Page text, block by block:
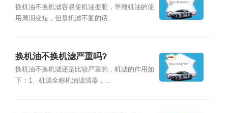
换机油不换机滤容易使机油变脏，导致机油的使
用周期变短，但是机滤不脏的话...
换机油不换机滤严重吗?
换机油不换机滤还是比较严重的，机滤的作用如
下：1、机滤全称机油滤清器，...